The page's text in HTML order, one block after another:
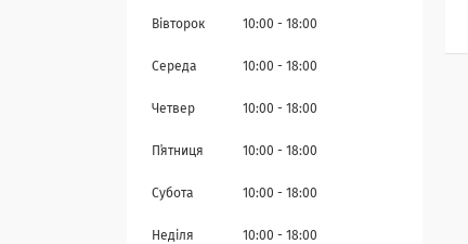
Вівторок 10:00 18:00
Середа 10:00 18:00
Четвер 10:00 18:00
Пʼятниця 10:00 18:00
Субота 10:00 18:00
Неділя 10:00 18:00